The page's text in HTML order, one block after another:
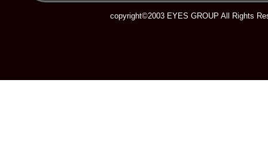
copyright©2003 EYES GROUP All Rights